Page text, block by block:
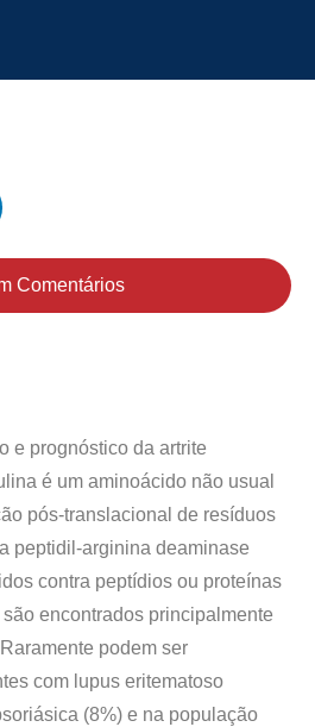
Comentários
e prognóstico da artrite
é um aminoácido não usual
pós-translacional de resíduos
peptidil-arginina deaminase
contra peptídios ou proteínas
encontrados principalmente
podem ser
com lupus eritematoso
(8%) e na população